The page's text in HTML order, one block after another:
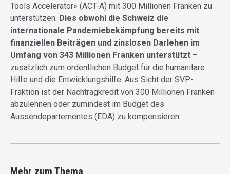
Tools Accelerator» (ACT-A) mit 300 Millionen Franken zu
unterstützen. Dies obwohl die Schweiz die
internationale Pandemiebekämpfung bereits mit
finanziellen Beiträgen und zinslosen Darlehen im
Umfang von 343 Millionen Franken unterstützt –
zusätzlich zum ordentlichen Budget für die humanitäre
Hilfe und die Entwicklungshilfe. Aus Sicht der SVP-
Fraktion ist der Nachtragkredit von 300 Millionen Franken
abzulehnen oder zumindest im Budget des
Aussendepartementes (EDA) zu kompensieren.
Mehr zum Thema